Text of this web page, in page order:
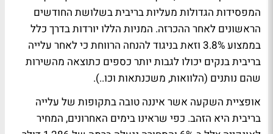
המפסידות הגדולות מעליות בריבית בשלושת החודשים
הראשונים לאחר ההכרזה. המניות הללו יורדות בדרך כלל
בממצוע 3.8% וזאת בניגוד להנחה הרווחת כי לאחר עלייה
בריבית בנקים יכולו לגבות יותר כספים כתוצאה מהשירות
שהם נותנים (הלוואות, משכנתאות וכו..).
אופציית השקעה אשר איננה טובה בתקופות של עלייה
בריבית היא הזהב. כפי שראינו בימים האחרונים, המחיר